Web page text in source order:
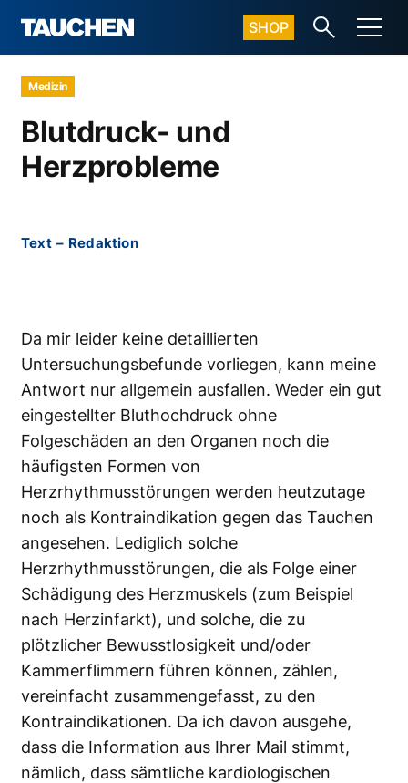
SHOP
Medizin
Blutdruck- und
Herzprobleme
Text – Redaktion
Da mir leider keine detaillierten
Untersuchungsbefunde vorliegen, kann meine
Antwort nur allgemein ausfallen. Weder ein gut
eingestellter Bluthochdruck ohne
Folgeschäden an den Organen noch die
häufigsten Formen von
Herzrhythmusstörungen werden heutzutage
noch als Kontraindikation gegen das Tauchen
angesehen. Lediglich solche
Herzrhythmusstörungen, die als Folge einer
Schädigung des Herzmuskels (zum Beispiel
nach Herzinfarkt), und solche, die zu
plötzlicher Bewusstlosigkeit und/oder
Kammerflimmern führen können, zählen,
vereinfacht zusammengefasst, zu den
Kontraindikationen. Da ich davon ausgehe,
dass die Information aus Ihrer Mail stimmt,
nämlich, dass sämtliche kardiologischen